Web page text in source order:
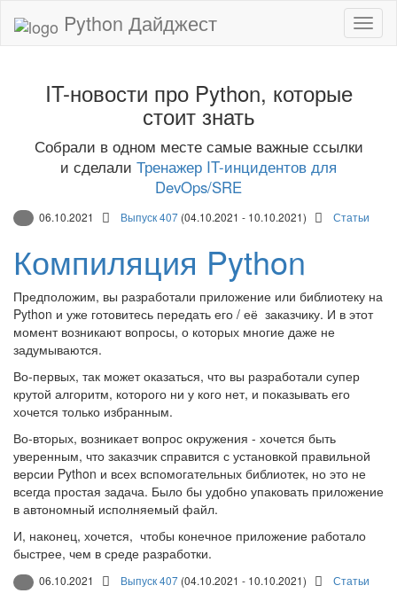
Python Дайджест
IT-новости про Python, которые
стоит знать
Собрали в одном месте самые важные ссылки
и сделали Тренажер IT-инцидентов для
DevOps/SRE
06.10.2021 Выпуск 407 (04.10.2021 - 10.10.2021) Статьи
Компиляция Python
Предположим, вы разработали приложение или библиотеку на
Python и уже готовитесь передать его / её заказчику. И в этот
момент возникают вопросы, о которых многие даже не
задумываются.
Во-первых, так может оказаться, что вы разработали супер
крутой алгоритм, которого ни у кого нет, и показывать его
хочется только избранным.
Во-вторых, возникает вопрос окружения - хочется быть
уверенным, что заказчик справится с установкой правильной
версии Python и всех вспомогательных библиотек, но это не
всегда простая задача. Было бы удобно упаковать приложение
в автономный исполняемый файл.
И, наконец, хочется, чтобы конечное приложение работало
быстрее, чем в среде разработки.
06.10.2021 Выпуск 407 (04.10.2021 - 10.10.2021) Статьи